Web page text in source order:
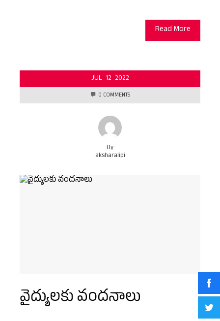
Read More
JUL 12 2022
0 COMMENTS
By
aksharalipi
వైద్యులకు వందనాలు